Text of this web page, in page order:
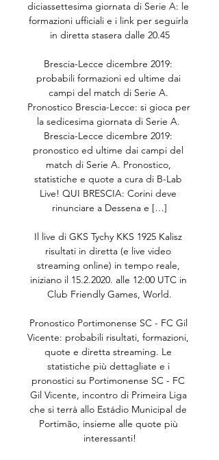
diciassettesima giornata di Serie A: le
formazioni ufficiali e i link per seguirla
in diretta stasera dalle 20.45
Brescia-Lecce dicembre 2019:
probabili formazioni ed ultime dai
campi del match di Serie A.
Pronostico Brescia-Lecce: si gioca per
la sedicesima giornata di Serie A.
Brescia-Lecce dicembre 2019:
pronostico ed ultime dai campi del
match di Serie A. Pronostico,
statistiche e quote a cura di B-Lab
Live! QUI BRESCIA: Corini deve
rinunciare a Dessena e […]
Il live di GKS Tychy KKS 1925 Kalisz
risultati in diretta (e live video
streaming online) in tempo reale,
iniziano il 15.2.2020. alle 12:00 UTC in
Club Friendly Games, World.
Pronostico Portimonense SC - FC Gil
Vicente: probabili risultati, formazioni,
quote e diretta streaming. Le
statistiche più dettagliate e i
pronostici su Portimonense SC - FC
Gil Vicente, incontro di Primeira Liga
che si terrà allo Estádio Municipal de
Portimão, insieme alle quote più
interessanti!